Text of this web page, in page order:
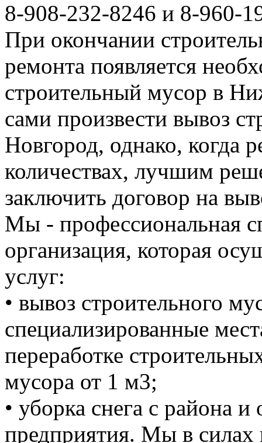
8-908-232-8246 и 8-960-
При окончании
ремонта появляется
строительный мусор в
сами произвести вывоз
Новгород, однако, когда
количествах, лучшим
заключить договор на
Мы - профессиональная
организация, которая
услуг:
• вывоз строительного
специализированные
переработке
мусора от 1 м3;
• уборка снега с района
предприятия. Мы в силах